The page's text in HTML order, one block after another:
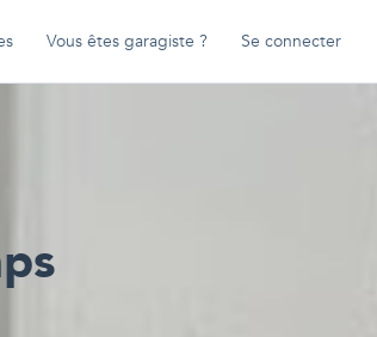
Vous êtes garagiste ? Se connecter